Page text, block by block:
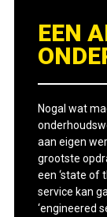
EEN
Nogal wat
aan eigen
grootste
een ‘state of
service kan
‘engineered